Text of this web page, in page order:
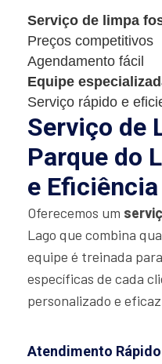
Serviço de limpa
Preços competitivos
Agendamento fácil
Equipe
Serviço rápido e
Serviço de
Parque do
e Eficiência
Oferecemos um
Lago que combina
equipe é treinada
específicas de cada
personalizado e
Atendimento